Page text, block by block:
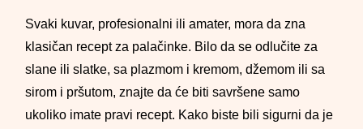
Svaki kuvar, profesionalni ili amater, mora da zna
klasičan recept za palačinke. Bilo da se odlučite za
slane ili slatke, sa plazmom i kremom, džemom ili sa
sirom i pršutom, znajte da će biti savršene samo
ukoliko imate pravi recept. Kako biste bili sigurni da je